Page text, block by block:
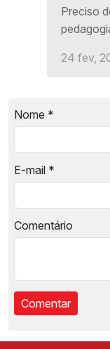
Preciso
24 fev,
Nome *
E-mail *
Comentário